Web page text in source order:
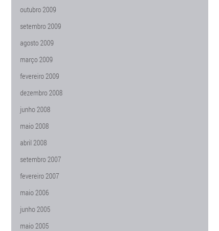
outubro 2009
setembro 2009
agosto 2009
março 2009
fevereiro 2009
dezembro 2008
junho 2008
maio 2008
abril 2008
setembro 2007
fevereiro 2007
maio 2006
junho 2005
maio 2005